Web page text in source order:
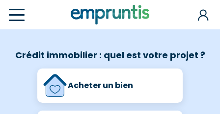
Crédit immobilier : quel est votre projet ?
Acheter un bien